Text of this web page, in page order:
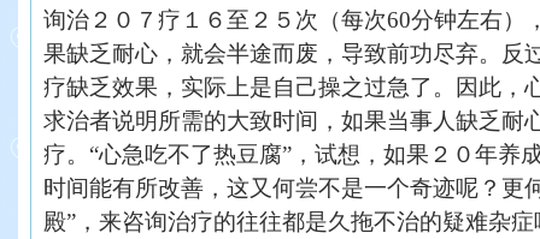
询治２０７疗１６至２５次（每次60分钟左右）
果缺乏耐心，就会半途而废，导致前功尽弃。反
疗缺乏效果，实际上是自己操之过急了。因此，
求治者说明所需的大致时间，如果当事人缺乏耐
疗。“心急吃不了热豆腐”，试想，如果２０年养
时间能有所改善，这又何尝不是一个奇迹呢？更
殿”，来咨询治疗的往往都是久拖不治的疑难杂